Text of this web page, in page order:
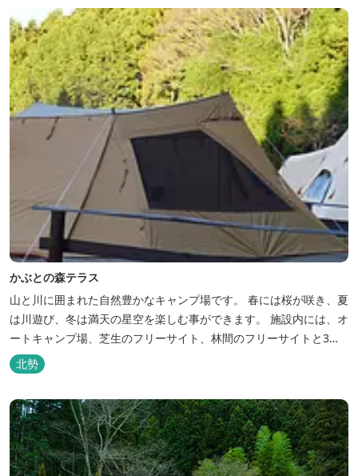
かぶとの森テラス
山と川に囲まれた自然豊かなキャンプ場です。 春には桜が咲き、夏
は川遊び、冬は満天の星空を楽しむ事ができます。 施設内には、オ
ートキャンプ場、芝生のフリーサイト、林間のフリーサイトと3種
類のキャンプ場があり、豊かな自然の中でのんびりとキャンプを楽
しむ事ができます。 テント泊が苦手な方や、小さなお子様連れの方
はコテージがおススメ。 大小合わせて6棟のコテージがあります。
キャン...
北勢